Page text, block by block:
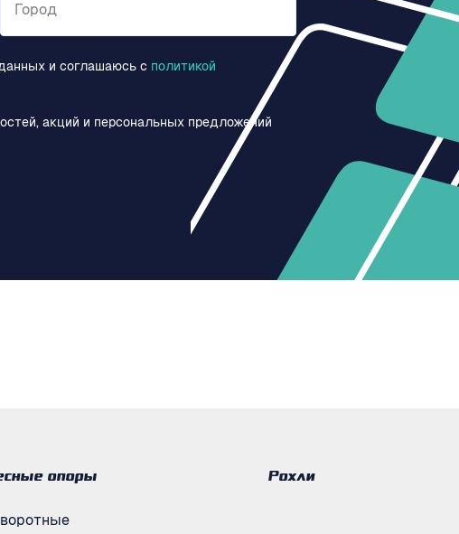
Город
и соглашаюсь c политикой
акций и персональных предложений
опоры Рохли